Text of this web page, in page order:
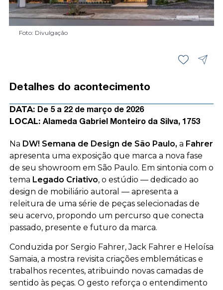
Foto: Divulgação
Detalhes do acontecimento
DATA: De 5 a 22 de março de 2026
LOCAL: Alameda Gabriel Monteiro da Silva, 1753
Na DW! Semana de Design de São Paulo, a Fahrer
apresenta uma exposição que marca a nova fase
de seu showroom em São Paulo. Em sintonia com o
tema Legado Criativo, o estúdio — dedicado ao
design de mobiliário autoral — apresenta a
releitura de uma série de peças selecionadas de
seu acervo, propondo um percurso que conecta
passado, presente e futuro da marca.
Conduzida por Sergio Fahrer, Jack Fahrer e Heloísa
Samaia, a mostra revisita criações emblemáticas e
trabalhos recentes, atribuindo novas camadas de
sentido às peças. O gesto reforça o entendimento